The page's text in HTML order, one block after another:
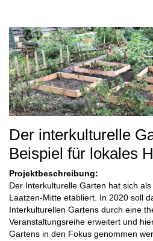
Der interkulturelle
Beispiel für lokales
Projektbeschreibung:
Der Interkulturelle Garten hat sich
Laatzen-Mitte etabliert. In 2020 soll
Interkulturellen Gartens durch eine
Veranstaltungsreihe erweitert und
Gartens in den Fokus genommen